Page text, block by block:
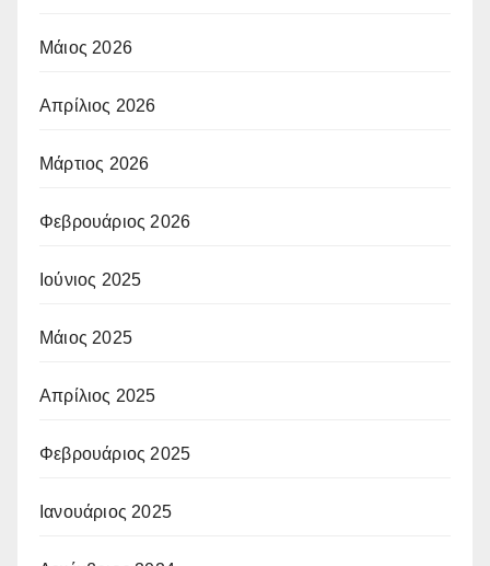
Μάιος 2026
Απρίλιος 2026
Μάρτιος 2026
Φεβρουάριος 2026
Ιούνιος 2025
Μάιος 2025
Απρίλιος 2025
Φεβρουάριος 2025
Ιανουάριος 2025